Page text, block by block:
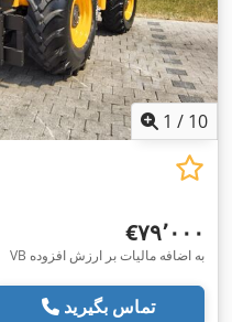
1 / 10
‎€۷۹٬۰۰۰
VB به اضافه مالیات بر ارزش افزوده
تماس بگیرید